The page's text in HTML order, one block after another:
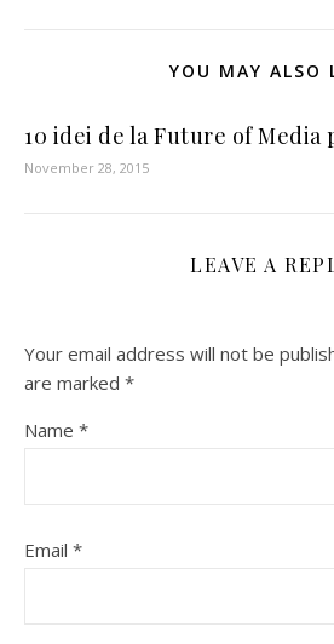
YOU MAY ALSO
10 idei de la Future of
November 28, 2015
LEAVE A
Your email address will not be
are marked *
Name *
Email *